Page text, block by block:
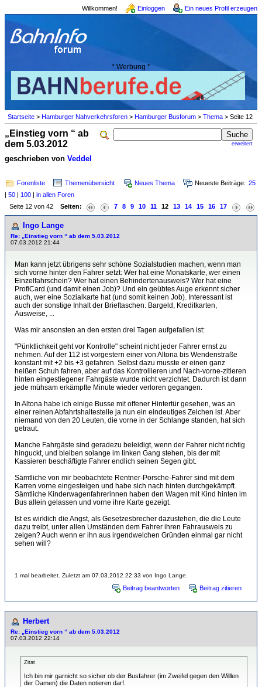
Willkommen! Einloggen Ein neues Profil erzeugen
* Werbung *
Startseite > Hamburger Nahverkehrsforen > Hamburger Busforum > Thema > Seite 12
erweitert
„Einstieg vorn “ ab
dem 5.03.2012
geschrieben von Veddel
Forenliste Themenübersicht Neues Thema Neueste Beiträge: 25
| 50 | 100 | in allen Foren
Seite 12 von 42 Seiten: 7 8 9 10 11 12 13 14 15 16 17
Ingo Lange
Re: „Einstieg vorn “ ab dem 5.03.2012
07.03.2012 21:44
Man kann jetzt übrigens sehr schöne Sozialstudien machen, wenn man
sich vorne hinter den Fahrer setzt: Wer hat eine Monatskarte, wer einen
Einzelfahrschein? Wer hat einen Behindertenausweis? Wer hat eine
ProfiCard (und damit einen Job)? Und ein geübtes Auge erkennt sicher
auch, wer eine Sozialkarte hat (und somit keinen Job). Interessant ist
auch der sonstige Inhalt der Brieftaschen. Bargeld, Kreditkarten,
Ausweise, ...
Was mir ansonsten an den ersten drei Tagen aufgefallen ist:
"Pünktlichkeit geht vor Kontrolle" scheint nicht jeder Fahrer ernst zu
nehmen. Auf der 112 ist vorgestern einer von Altona bis Wendenstraße
konstant mit +2 bis +3 gefahren. Selbst dazu musste er einen ganz
heißen Schuh fahren, aber auf das Kontrollieren und Nach-vorne-zitieren
hinten eingestiegener Fahrgäste wurde nicht verzichtet. Dadurch ist dann
jede mühsam erkämpfte Minute wieder verloren gegangen.
In Altona habe ich einige Busse mit offener Hintertür gesehen, was an
einer reinen Abfahrtshaltestelle ja nun ein eindeutiges Zeichen ist. Aber
niemand von den 20 Leuten, die vorne in der Schlange standen, hat sich
getraut.
Manche Fahrgäste sind geradezu beleidigt, wenn der Fahrer nicht richtig
hinguckt, und bleiben solange im linken Gang stehen, bis der mit
Kassieren beschäftigte Fahrer endlich seinen Segen gibt.
Sämtliche von mir beobachtete Rentner-Porsche-Fahrer sind mit dem
Karren vorne eingesteigen und habe sich nach hinten durchgekämpft.
Sämtliche Kinderwagenfahrerinnen haben den Wagen mit Kind hinten im
Bus allein gelassen und vorne ihre Karte gezeigt.
Ist es wirklich die Angst, als Gesetzesbrecher dazustehen, die die Leute
dazu treibt, unter allen Umständen dem Fahrer ihren Fahrausweis zu
zeigen? Auch wenn er ihn aus irgendwelchen Gründen einmal gar nicht
sehen will?
1 mal bearbeitet. Zuletzt am 07.03.2012 22:33 von Ingo Lange.
Beitrag beantworten Beitrag zitieren
Herbert
Re: „Einstieg vorn “ ab dem 5.03.2012
07.03.2012 22:14
Zitat
Ich bin mir garnicht so sicher ob der Busfahrer (im Zweifel gegen den Willlen
der Damen) die Daten notieren darf.